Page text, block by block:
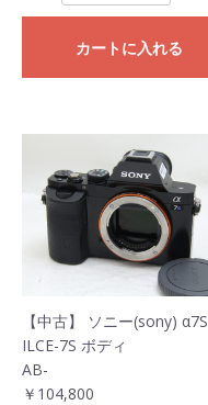
カートに入れる
【中古】 ソニー(sony) α7S
ILCE-7S ボディ
AB-
￥104,800